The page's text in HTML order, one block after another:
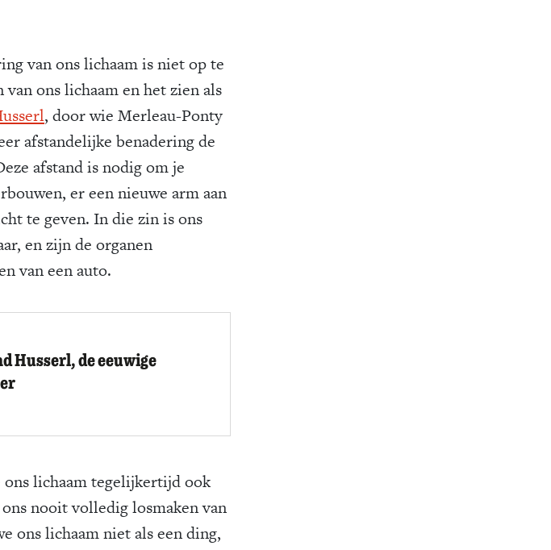
van ons lichaam is niet op te
ons lichaam en het zien als
, door wie Merleau-Ponty
afstandelijke benadering de
afstand is nodig om je
er een nieuwe arm aan
te geven. In die zin is ons
en zijn de organen
van een auto.
Husserl, de eeuwige
ons lichaam tegelijkertijd ook
nooit volledig losmaken van
ons lichaam niet als een ding,